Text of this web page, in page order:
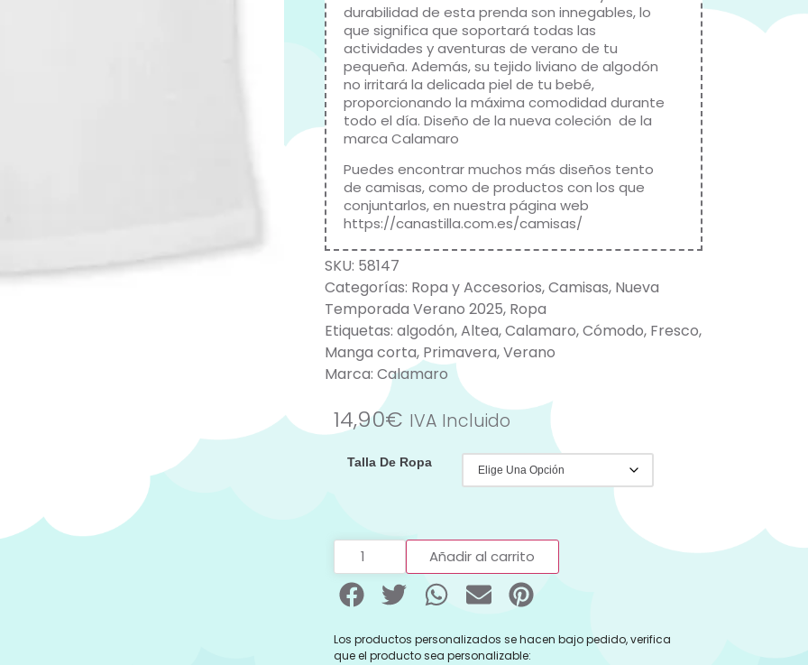
durabilidad de esta prenda son innegables, lo
que significa que soportará todas las
actividades y aventuras de verano de tu
pequeña. Además, su tejido liviano de algodón
no irritará la delicada piel de tu bebé,
proporcionando la máxima comodidad durante
todo el día. Diseño de la nueva coleción de la
marca Calamaro
Puedes encontrar muchos más diseños tento
de camisas, como de productos con los que
conjuntarlos, en nuestra página web
https://canastilla.com.es/camisas/
SKU: 58147
Categorías: Ropa y Accesorios,Camisas, Nueva
Temporada Verano 2025, Ropa
Etiquetas: algodón,Altea,Calamaro,Cómodo, Fresco,
Manga corta, Primavera,Verano
Marca: Calamaro
14,90€ IVA Incluido
Talla De Ropa
Añadir al carrito
Los productos personalizados se hacen bajo pedido, verifica
que el producto sea personalizable: